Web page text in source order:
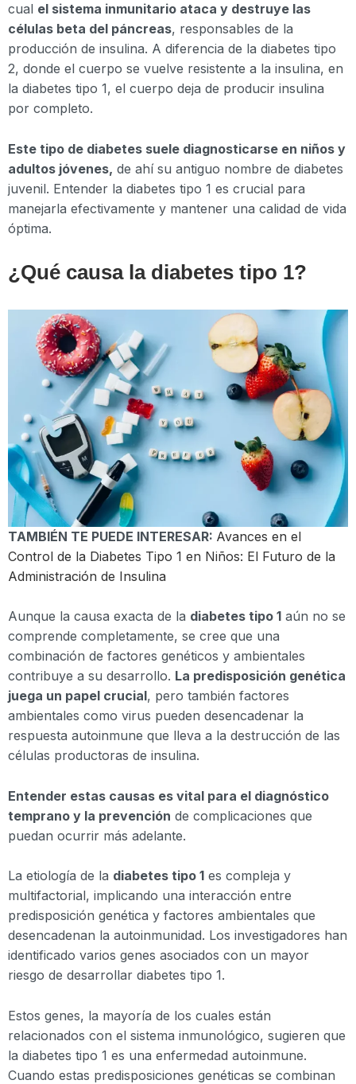
cual el sistema inmunitario ataca y destruye las
células beta del páncreas, responsables de la
producción de insulina. A diferencia de la diabetes tipo
2, donde el cuerpo se vuelve resistente a la insulina, en
la diabetes tipo 1, el cuerpo deja de producir insulina
por completo.
Este tipo de diabetes suele diagnosticarse en niños y
adultos jóvenes, de ahí su antiguo nombre de diabetes
juvenil. Entender la diabetes tipo 1 es crucial para
manejarla efectivamente y mantener una calidad de vida
óptima.
¿Qué causa la diabetes tipo 1?
TAMBIÉN TE PUEDE INTERESAR: Avances en el
Control de la Diabetes Tipo 1 en Niños: El Futuro de la
Administración de Insulina
Aunque la causa exacta de la diabetes tipo 1 aún no se
comprende completamente, se cree que una
combinación de factores genéticos y ambientales
contribuye a su desarrollo. La predisposición genética
juega un papel crucial, pero también factores
ambientales como virus pueden desencadenar la
respuesta autoinmune que lleva a la destrucción de las
células productoras de insulina.
Entender estas causas es vital para el diagnóstico
temprano y la prevención de complicaciones que
puedan ocurrir más adelante.
La etiología de la diabetes tipo 1 es compleja y
multifactorial, implicando una interacción entre
predisposición genética y factores ambientales que
desencadenan la autoinmunidad. Los investigadores han
identificado varios genes asociados con un mayor
riesgo de desarrollar diabetes tipo 1.
Estos genes, la mayoría de los cuales están
relacionados con el sistema inmunológico, sugieren que
la diabetes tipo 1 es una enfermedad autoinmune.
Cuando estas predisposiciones genéticas se combinan